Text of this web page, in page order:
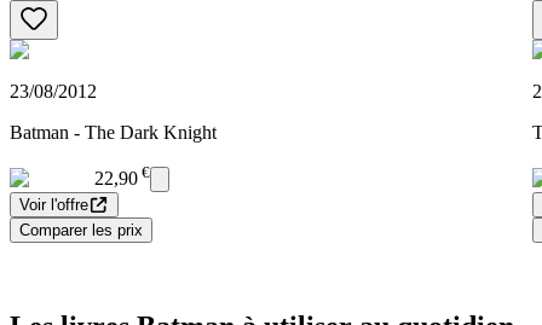
23/08/2012
Batman - The Dark Knight
22,90 €
Voir l'offre
Comparer les prix